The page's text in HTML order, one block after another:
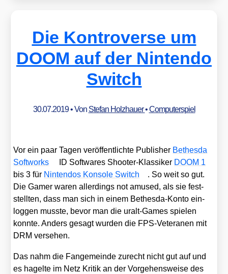
Die Kontroverse um
DOOM auf der Nintendo
Switch
30.07.2019• Von Stefan Holzhauer•Computerspiel
Vor ein paar Tagen ver­öf­fent­lich­te Publisher Bethes­da
Soft­works
ID Soft­wares Shoo­ter-Klas­si­ker DOOM 1
bis 3 für Nin­ten­dos Kon­so­le Switch
. So weit so gut.
Die Gamer waren aller­dings not amu­sed, als sie fest­
stell­ten, dass man sich in einem Bethes­da-Kon­to ein­
log­gen muss­te, bevor man die uralt-Games spie­len
konn­te. Anders gesagt wur­den die FPS-Vete­ra­nen mit
DRM ver­se­hen.
Das nahm die Fan­ge­mein­de zurecht nicht gut auf und
es hagel­te im Netz Kri­tik an der Vor­ge­hens­wei­se des